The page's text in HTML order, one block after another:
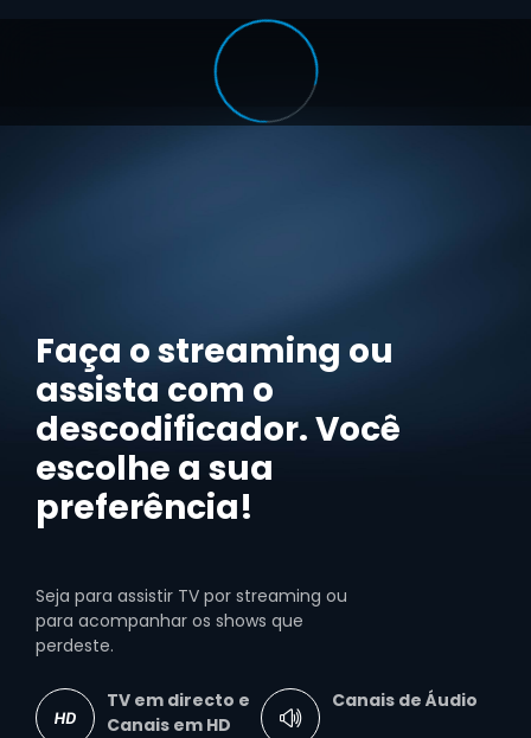
Faça o streaming ou
assista com o
descodificador. Você
escolhe a sua
preferência!
Seja para assistir TV por streaming ou
para acompanhar os shows que
perdeste.
TV em directo e
Canais em HD
Canais de Áudio